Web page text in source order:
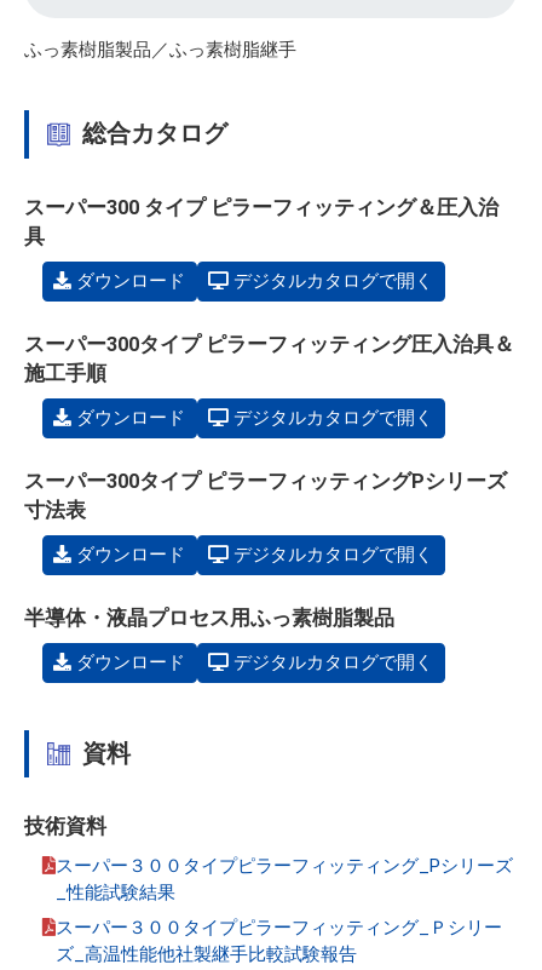
ふっ素樹脂製品／ふっ素樹脂継手
総合カタログ
スーパー300 タイプ ピラーフィッティング＆圧入治
具
ダウンロード デジタルカタログで開く
スーパー300タイプ ピラーフィッティング圧入治具＆
施工手順
ダウンロード デジタルカタログで開く
スーパー300タイプ ピラーフィッティングPシリーズ
寸法表
ダウンロード デジタルカタログで開く
半導体・液晶プロセス用ふっ素樹脂製品
ダウンロード デジタルカタログで開く
資料
技術資料
スーパー３００タイプピラーフィッティング_Pシリーズ
_性能試験結果
スーパー３００タイプピラーフィッティング_Ｐシリー
ズ_高温性能他社製継手比較試験報告